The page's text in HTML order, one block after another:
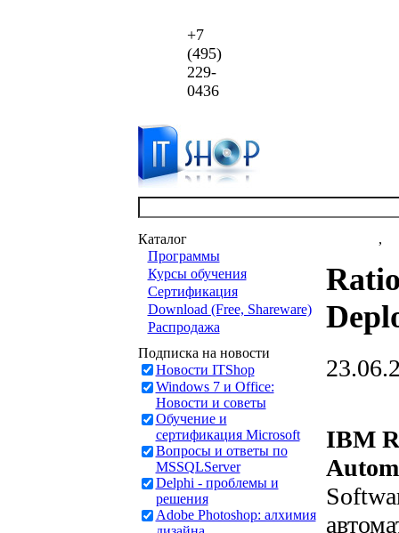
+7
(495)
229-
0436
Каталог
Программы
Курсы обучения
Сертификация
Download (Free, Shareware)
Распродажа
Подписка на новости
Новости ITShop
Windows 7 и Office:
Новости и советы
Обучение и
сертификация Microsoft
Вопросы и ответы по
MSSQLServer
Delphi - проблемы и
решения
Adobe Photoshop: алхимия
,
IBM